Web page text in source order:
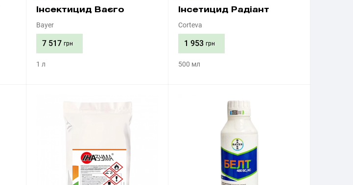
Інсектицид Ваєго
Bayer
7 517 грн
1 л
Інсетицид Радіант
Corteva
1 953 грн
500 мл